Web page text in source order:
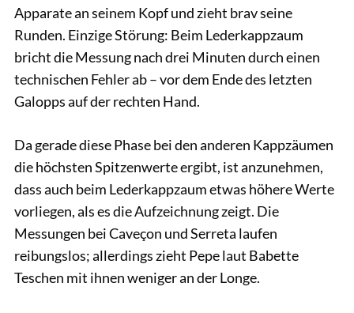
Apparate an seinem Kopf und zieht brav seine
Runden. Einzige Störung: Beim Lederkappzaum
bricht die Messung nach drei Minuten durch einen
technischen Fehler ab – vor dem Ende des letzten
Galopps auf der rechten Hand.
Da gerade diese Phase bei den anderen Kappzäumen
die höchsten Spitzenwerte ergibt, ist anzunehmen,
dass auch beim Lederkappzaum etwas höhere Werte
vorliegen, als es die Aufzeichnung zeigt. Die
Messungen bei Caveçon und Serreta laufen
reibungslos; allerdings zieht Pepe laut Babette
Teschen mit ihnen weniger an der Longe.